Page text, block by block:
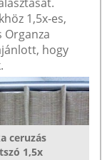
1,5x-es,
Organza
hogy
ceruzás
1,5x